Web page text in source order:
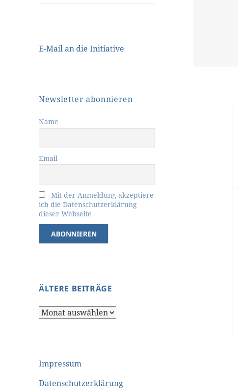
E-Mail an die Initiative
Newsletter abonnieren
Name
Email
Mit der Anmeldung akzeptiere
ich die Datenschutzerklärung
dieser Webseite
ÄLTERE BEITRÄGE
Ältere
Impressum
Datenschutzerklärung